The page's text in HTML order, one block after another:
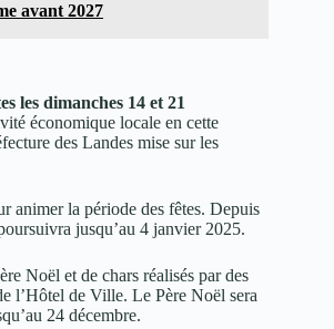
avant 2027
les dimanches 14 et 21
économique locale en cette
des Landes mise sur les
animer la période des fêtes. Depuis
jusqu’au 4 janvier 2025.
Noël et de chars réalisés par des
l’Hôtel de Ville. Le Père Noël sera
24 décembre.